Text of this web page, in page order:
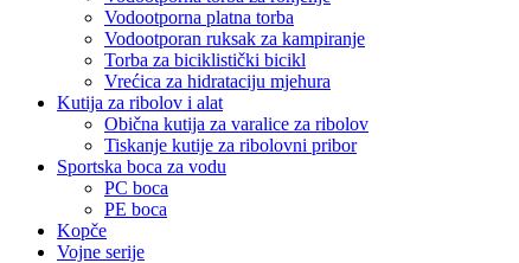
Vodootporna platna torba
Vodootporan ruksak za kampiranje
Torba za biciklistički bicikl
Vrećica za hidrataciju mjehura
Kutija za ribolov i alat
Obična kutija za varalice za ribolov
Tiskanje kutije za ribolovni pribor
Sportska boca za vodu
PC boca
PE boca
Kopče
Vojne serije